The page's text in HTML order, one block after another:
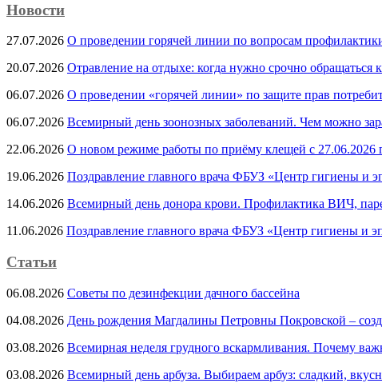
Новости
27.07.2026 О проведении горячей линии по вопросам
20.07.2026 Отравление на отдыхе: когда нужно срочно обращаться
06.07.2026 О проведении «горячей линии» по защите прав
06.07.2026 Всемирный день зоонозных заболеваний. Чем можно
22.06.2026 О новом режиме работы по приёму клещей с 27.06.2026
19.06.2026 Поздравление главного врача ФБУЗ «Центр гигиены и
14.06.2026 Всемирный день донора крови. Профилактика ВИЧ,
11.06.2026 Поздравление главного врача ФБУЗ «Центр гигиены и
Статьи
06.08.2026 Советы по дезинфекции дачного бассейна
04.08.2026 День рождения Магдалины Петровны Покровской –
03.08.2026 Всемирная неделя грудного вскармливания. Почему
03.08.2026 Всемирный день арбуза. Выбираем арбуз: сладкий,